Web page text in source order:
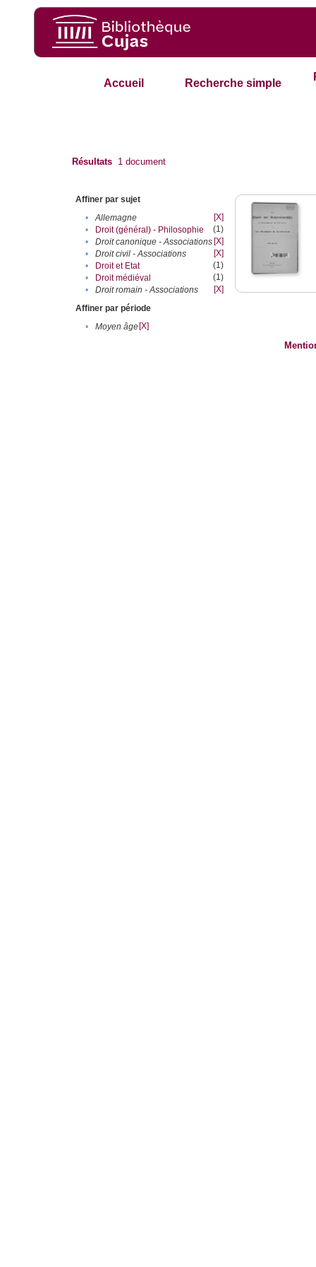
Accueil Recherche simple
Résultats 1 document
Affiner par sujet
•
Allemagne
[X]
•
Droit (général) - Philosophie
(1)
•
Droit canonique - Associations [X]
•
Droit civil - Associations
[X]
•
Droit et Etat
(1)
•
Droit médiéval
(1)
•
Droit romain - Associations
[X]
Affiner par période
•
Moyen âge[X]